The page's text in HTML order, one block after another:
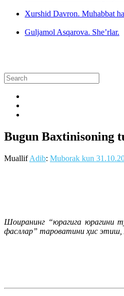
Xurshid Davron. Muhabbat
Guljamol Asqarova. She’rlar.
Bugun Baxtinisoning
MuallifAdib: Muborak kun
Шоиранинг “юрагига юрагини
фасллар” тароватини ҳис этиш,